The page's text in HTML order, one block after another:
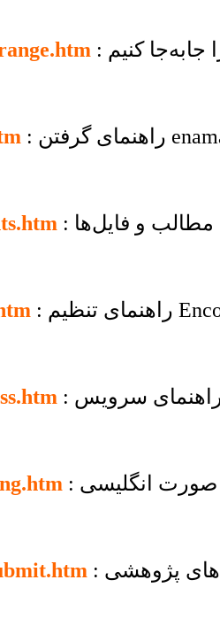
جابه‌جا كنيم
مطالب و فایل‌ها
صورت انگلیسی
پژوهشی